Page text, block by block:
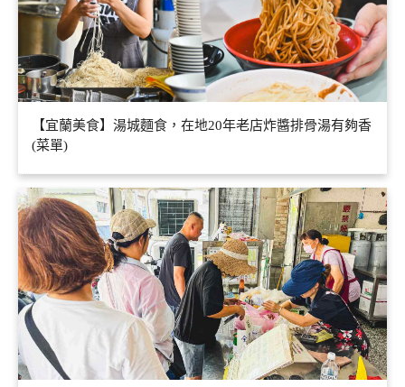
【宜蘭美食】湯城麵食，在地20年老店炸醬排骨湯有夠香
(菜單)